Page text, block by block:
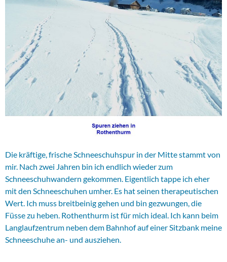
Die kräftige, frische Schneeschuhspur in der Mitte stammt von
mir. Nach zwei Jahren bin ich endlich wieder zum
Schneeschuhwandern gekommen. Eigentlich tappe ich eher
mit den Schneeschuhen umher. Es hat seinen therapeutischen
Wert. Ich muss breitbeinig gehen und bin gezwungen, die
Füsse zu heben. Rothenthurm ist für mich ideal. Ich kann beim
Langlaufzentrum neben dem Bahnhof auf einer Sitzbank meine
Schneeschuhe an- und ausziehen.